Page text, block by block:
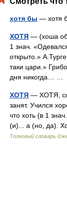
хотя бы — хотя
ХОТЯ — (хоша
1 знач.
открыто.»
таки цари.»
дня никогда… …
ХОТЯ — ХОТЯ,
занят. Учился
что хоть (в 1
(и)... а (но, да).
Толковый словарь